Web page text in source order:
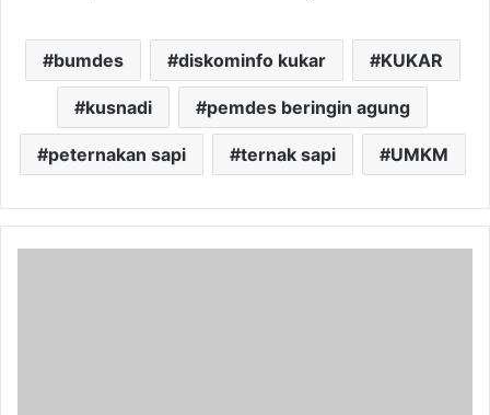
bumdes diskominfo kukar KUKAR
kusnadi pemdes beringin agung
peternakan sapi ternak sapi UMKM